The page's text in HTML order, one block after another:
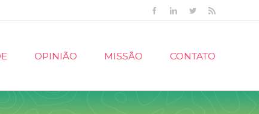
FacebookLinkedinTwitter
OPINIÃO MISSÃO CONTATO